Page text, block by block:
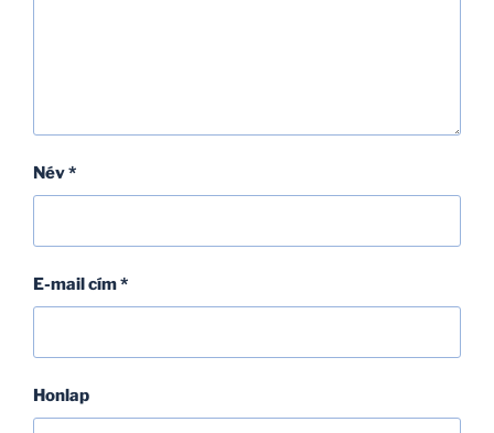
Név*
E-mail cím*
Honlap